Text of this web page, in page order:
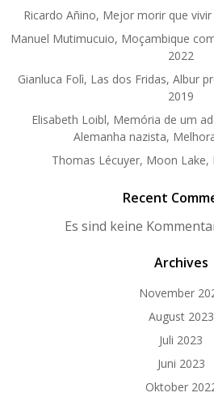
Ricardo Añino, Mejor morir que
Manuel Mutimucuio, Moçambique
2022
Gianluca Folì, Las dos Fridas, Albur
2019
Elisabeth Loibl, Memória de um
Alemanha nazista,
Thomas Lécuyer, Moon Lake,
Recent
Es sind keine
Archives
November
August 2023
Juli 2023
Juni 2023
Oktober